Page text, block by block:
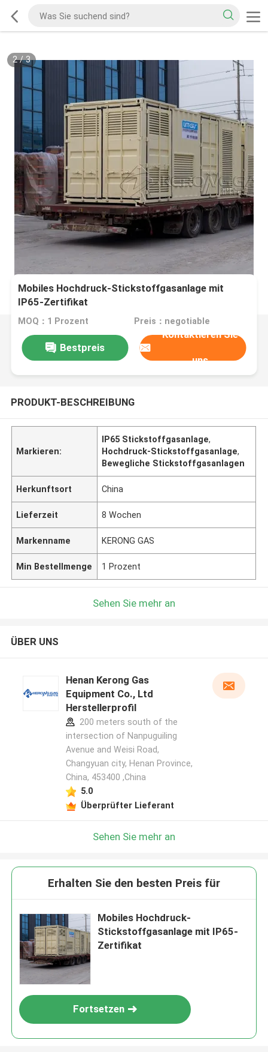
2/3
Mobiles Hochdruck-Stickstoffgasanlage mit
IP65-Zertifikat
MOQ：1 Prozent Preis：negotiable
Bestpreis
Kontaktieren Sie
uns
PRODUKT-BESCHREIBUNG
Markieren:
IP65 Stickstoffgasanlage,
Hochdruck-Stickstoffgasanlage,
Bewegliche Stickstoffgasanlagen
Herkunftsort China
Lieferzeit 8 Wochen
Markenname KERONG GAS
Min Bestellmenge 1 Prozent
Sehen Sie mehr an
ÜBER UNS
Henan Kerong Gas
Equipment Co., Ltd
Herstellerprofil
200 meters south of the
intersection of Nanpuguiling
Avenue and Weisi Road,
Changyuan city, Henan Province,
China, 453400 ,China
5.0
Überprüfter Lieferant
Sehen Sie mehr an
Erhalten Sie den besten Preis für
Mobiles Hochdruck-
Stickstoffgasanlage mit IP65-
Zertifikat
Fortsetzen